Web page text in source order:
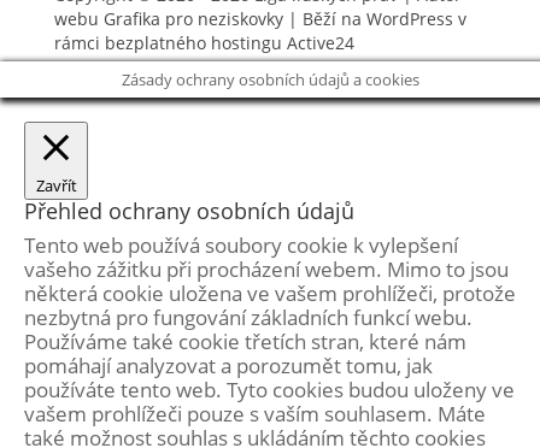
webu Grafika pro neziskovky| Běží na WordPress v
rámci bezplatného hostingu Active24
Zásady ochrany osobních údajů a cookies
Zavřít
Přehled ochrany osobních údajů
Tento web používá soubory cookie k vylepšení
vašeho zážitku při procházení webem. Mimo to jsou
některá cookie uložena ve vašem prohlížeči, protože
nezbytná pro fungování základních funkcí webu.
Používáme také cookie třetích stran, které nám
pomáhají analyzovat a porozumět tomu, jak
používáte tento web. Tyto cookies budou uloženy ve
vašem prohlížeči pouze s vaším souhlasem. Máte
také možnost souhlas s ukládáním těchto cookies